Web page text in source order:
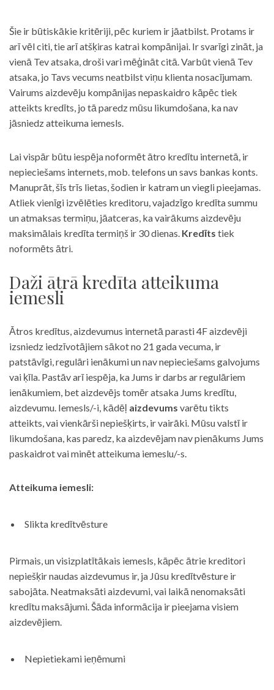
Šie ir būtiskākie kritēriji, pēc kuriem ir jāatbilst. Protams ir
arī vēl citi, tie arī atšķiras katrai kompānijai. Ir svarīgi zināt, ja
vienā Tev atsaka, droši vari mēģināt citā. Varbūt vienā Tev
atsaka, jo Tavs vecums neatbilst viņu klienta nosacījumam.
Vairums aizdevēju kompānijas nepaskaidro kāpēc tiek
atteikts kredīts, jo tā paredz mūsu likumdošana, ka nav
jāsniedz atteikuma iemesls.
Lai vispār būtu iespēja noformēt ātro kredītu internetā, ir
nepieciešams internets, mob. telefons un savs bankas konts.
Manuprāt, šīs trīs lietas, šodien ir katram un viegli pieejamas.
Atliek vienīgi izvēlēties kreditoru, vajadzīgo kredīta summu
un atmaksas termiņu, jāatceras, ka vairākums aizdevēju
maksimālais kredīta termiņš ir 30 dienas. Kredīts tiek
noformēts ātri.
Daži ātrā kredīta atteikuma
iemesli
Ātros kredītus, aizdevumus internetā parasti 4F aizdevēji
izsniedz iedzīvotājiem sākot no 21 gada vecuma, ir
patstāvīgi, regulāri ienākumi un nav nepieciešams galvojums
vai ķīla. Pastāv arī iespēja, ka Jums ir darbs ar regulāriem
ienākumiem, bet aizdevējs tomēr atsaka Jums kredītu,
aizdevumu. Iemesls/-i, kādēļ aizdevums varētu tikts
atteikts, vai vienkārši nepiešķirts, ir vairāki. Mūsu valstī ir
likumdošana, kas paredz, ka aizdevējam nav pienākums Jums
paskaidrot vai minēt atteikuma iemeslu/-s.
Atteikuma iemesli:
Slikta kredītvēsture
Pirmais, un visizplatītākais iemesls, kāpēc ātrie kreditori
nepiešķir naudas aizdevumus ir, ja Jūsu kredītvēsture ir
sabojāta. Neatmaksāti aizdevumi, vai laikā nenomaksāti
kredītu maksājumi. Šāda informācija ir pieejama visiem
aizdevējiem.
Nepietiekami ieņēmumi